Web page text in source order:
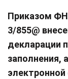
Приказом
3/855@
декларации
заполнения,